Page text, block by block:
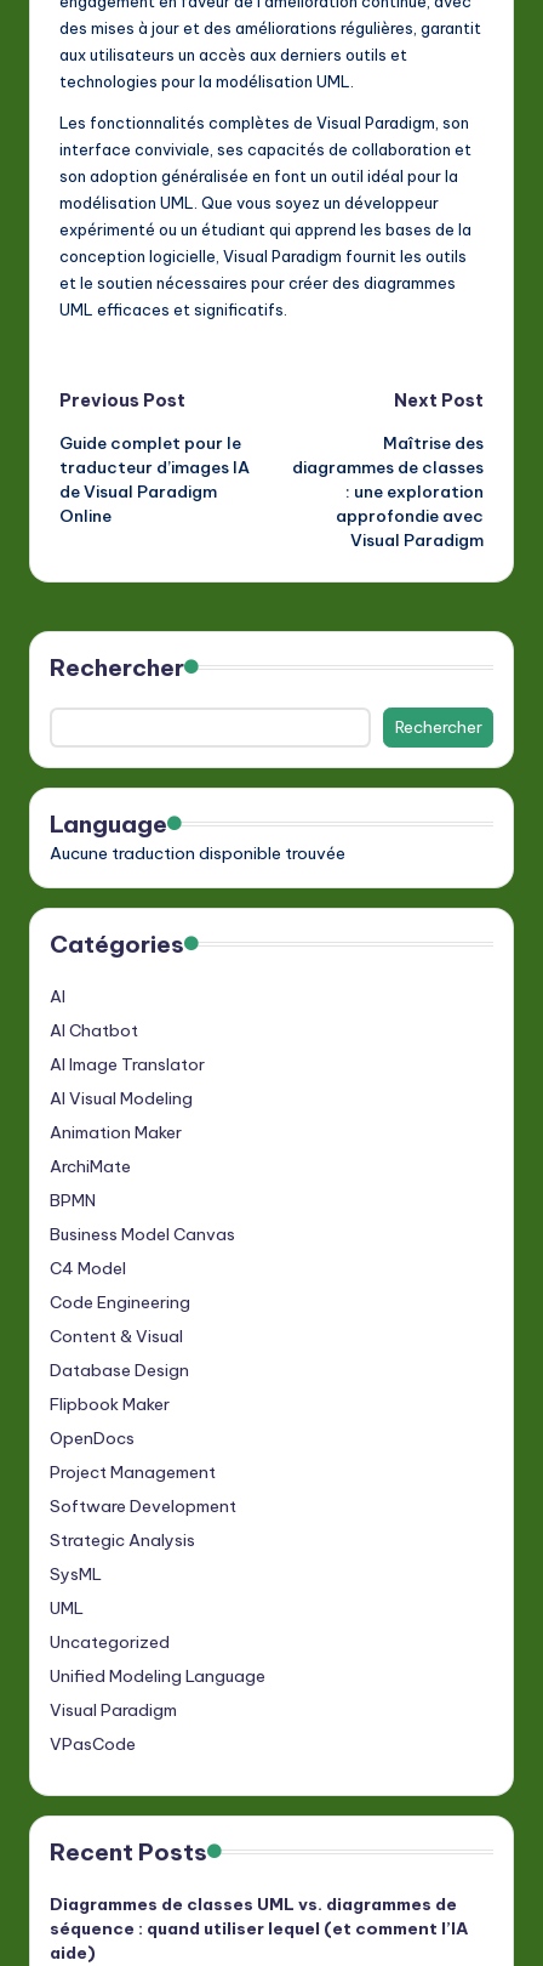
des mises à jour et des améliorations régulières, garantit
aux utilisateurs un accès aux derniers outils et
technologies pour la modélisation UML.
Les fonctionnalités complètes de Visual Paradigm, son
interface conviviale, ses capacités de collaboration et
son adoption généralisée en font un outil idéal pour la
modélisation UML. Que vous soyez un développeur
expérimenté ou un étudiant qui apprend les bases de la
conception logicielle, Visual Paradigm fournit les outils
et le soutien nécessaires pour créer des diagrammes
UML efficaces et significatifs.
Post
navigation
Previous Post
Guide complet pour le
traducteur d’images IA
de Visual Paradigm
Online
Next Post
Maîtrise des
diagrammes de classes
: une exploration
approfondie avec
Visual Paradigm
Rechercher
Rechercher
Language
Aucune traduction disponible trouvée
Catégories
AI
AI Chatbot
AI Image Translator
AI Visual Modeling
Animation Maker
ArchiMate
BPMN
Business Model Canvas
C4 Model
Code Engineering
Content & Visual
Database Design
Flipbook Maker
OpenDocs
Project Management
Software Development
Strategic Analysis
SysML
UML
Uncategorized
Unified Modeling Language
Visual Paradigm
VPasCode
Recent Posts
Diagrammes de classes UML vs. diagrammes de
séquence : quand utiliser lequel (et comment l’IA
aide)